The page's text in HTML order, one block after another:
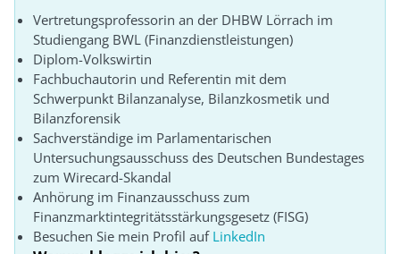
Vertretungsprofessorin an der DHBW Lörrach im
Studiengang BWL (Finanzdienstleistungen)
Diplom-Volkswirtin
Fachbuchautorin und Referentin mit dem
Schwerpunkt Bilanzanalyse, Bilanzkosmetik und
Bilanzforensik
Sachverständige im Parlamentarischen
Untersuchungsausschuss des Deutschen Bundestages
zum Wirecard-Skandal
Anhörung im Finanzausschuss zum
Finanzmarktintegritätsstärkungsgesetz (FISG)
Besuchen Sie mein Profil auf LinkedIn